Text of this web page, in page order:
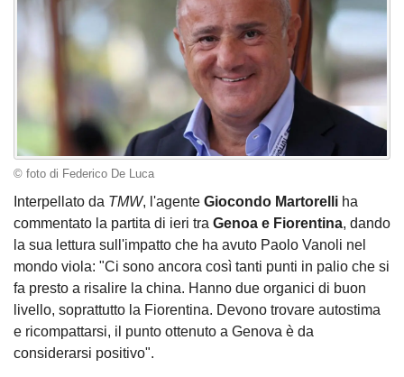
© foto di Federico De Luca
Interpellato da TMW, l'agente Giocondo Martorelli ha
commentato la partita di ieri tra Genoa e Fiorentina, dando
la sua lettura sull'impatto che ha avuto Paolo Vanoli nel
mondo viola: "Ci sono ancora così tanti punti in palio che si
fa presto a risalire la china. Hanno due organici di buon
livello, soprattutto la Fiorentina. Devono trovare autostima
e ricompattarsi, il punto ottenuto a Genova è da
considerarsi positivo".